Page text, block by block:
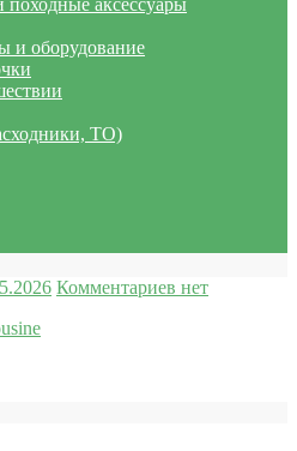
и оборудование
ТО)
Комментариев нет